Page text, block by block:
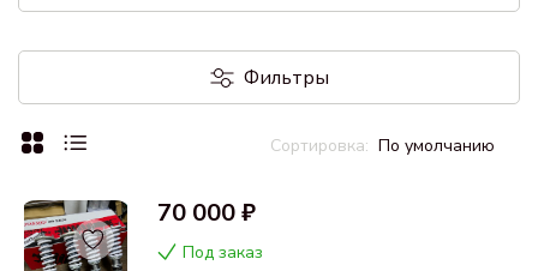
Фильтры
По умолчанию
70 000 ₽
Под заказ